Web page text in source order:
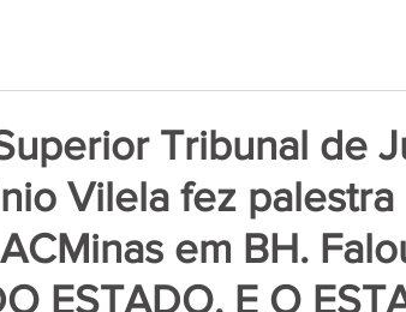
Tribunal de
Vilela fez palestra
em BH.
ESTADO, E O